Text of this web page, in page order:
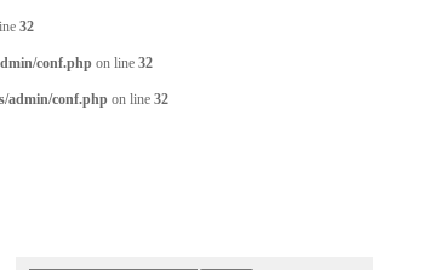
32
conf.php on line 32
admin/conf.php on line 32